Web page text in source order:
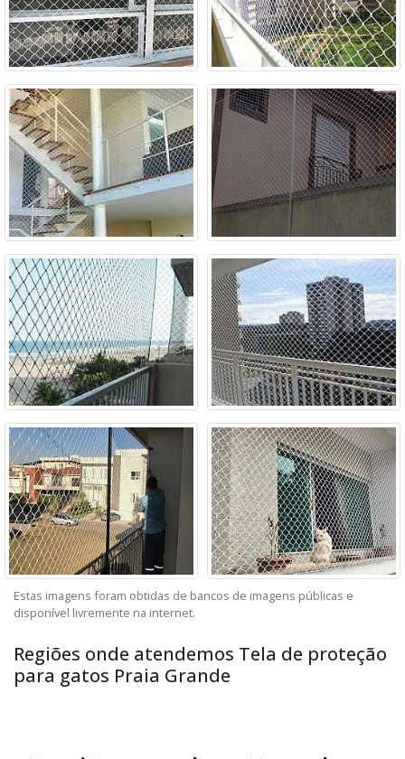
Estas imagens foram obtidas de bancos de imagens públicas e
disponível livremente na internet.
Regiões onde atendemos Tela de proteção
para gatos Praia Grande